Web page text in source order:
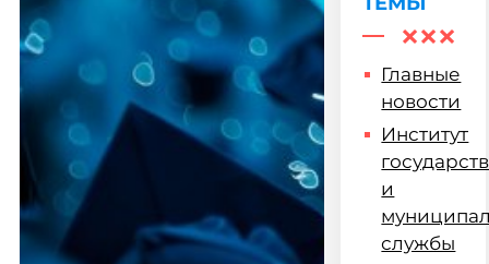
Главные
новости
Институт
и
службы